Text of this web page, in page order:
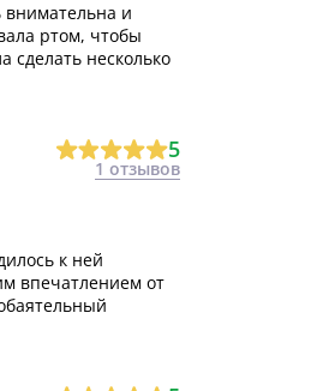
внимательна и
ртом, чтобы
сделать несколько
5
1 отзывов
к ней
впечатлением от